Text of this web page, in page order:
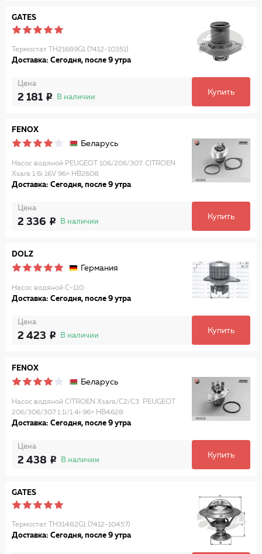
GATES
Термостат TH21689G1 (7412-10351)
Доставка: Сегодня, после 9 утра
Цена
2 181 В наличии
Купить
FENOX
Беларусь
Насос водяной PEUGEOT 106/206/307. CITROEN
Xsara 1.6i 16V 96> HB2608
Доставка: Сегодня, после 9 утра
Цена
2 336 В наличии
Купить
DOLZ
Германия
Насос водяной C-110
Доставка: Сегодня, после 9 утра
Цена
2 423 В наличии
Купить
FENOX
Беларусь
Насос водяной CITROEN Xsara/C2/C3. PEUGEOT
206/306/307 1.1i/1.4i 96> HB4628
Доставка: Сегодня, после 9 утра
Цена
2 438 В наличии
Купить
GATES
Термостат TH31482G1 (7412-10457)
Доставка: Сегодня, после 9 утра